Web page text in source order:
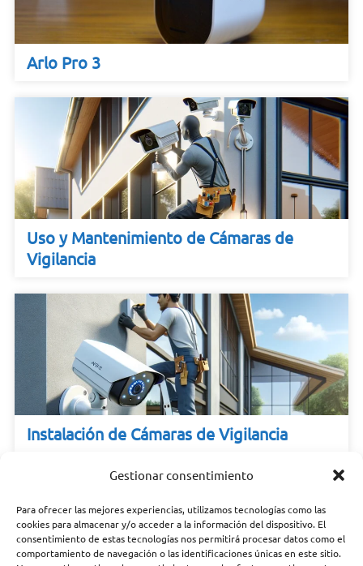
Gestionar consentimiento
Para ofrecer las mejores experiencias, utilizamos tecnologías como las
cookies para almacenar y/o acceder a la información del dispositivo. El
consentimiento de estas tecnologías nos permitirá procesar datos como el
comportamiento de navegación o las identificaciones únicas en este sitio.
Arlo Pro 3
Uso y Mantenimiento de Cámaras de
Vigilancia
Instalación de Cámaras de Vigilancia